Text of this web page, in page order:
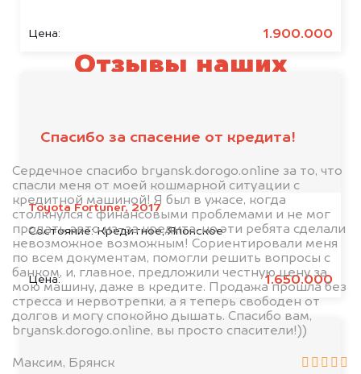
Цена: 1.900.000
Toyota Fortuner, 2017
Состояние:Кредитное, Японское
Цена: 1.650.000
Отзывы наших
Спасибо за спасение от кредита!
Сердечное спасибо bryansk.dorogo.online за то, что
спасли меня от моей кошмарной ситуации с
кредитной машиной! Я был в ужасе, когда
столкнулся с финансовыми проблемами и не мог
продать авто из-за кредита, но эти ребята сделали
невозможное возможным! Сориентировали меня
по всем документам, помогли решить вопросы с
банком, и, главное, предложили честную цену за
мою машину, даже в кредите. Продажа прошла без
стресса и нервотрепки, а я теперь свободен от
долгов и могу спокойно дышать. Спасибо вам,
bryansk.dorogo.online, вы просто спасители!))
Максим, Брянск